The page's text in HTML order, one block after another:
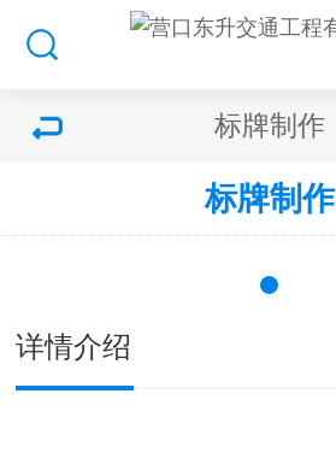
标牌制作
标牌制作
详情介绍